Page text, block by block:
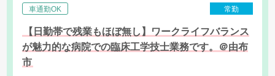
車通勤OK
常勤
【日勤帯で残業もほぼ無し】ワークライフバランス
が魅力的な病院での臨床工学技士業務です。＠由布
市